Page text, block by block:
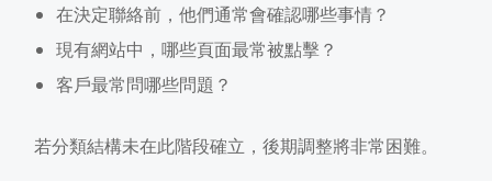
在決定聯絡前，他們通常會確認哪些事情？
現有網站中，哪些頁面最常被點擊？
客戶最常問哪些問題？
若分類結構未在此階段確立，後期調整將非常困難。